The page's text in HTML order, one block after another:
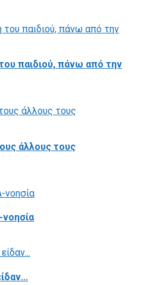
παιδιού, πάνω από την
άλλους τους
νοησία